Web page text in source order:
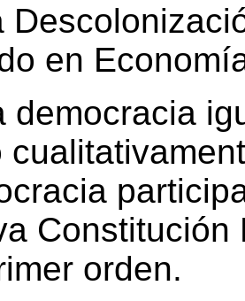
en
democracia
orden.